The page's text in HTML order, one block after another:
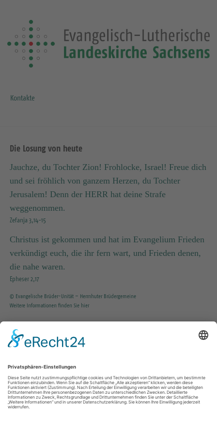
Kontakte
Die Losung von heute
Jauchze, du Tochter Zion! Frohlocke, Israel! Freue dich
und sei fröhlich von ganzem Herzen, du Tochter
Jerusalem! Denn der HERR hat deine Strafe
weggenommen.
Zefanja 3,14-15
Christus ist gekommen und hat im Evangelium Frieden
verkündigt euch, die ihr fern wart, und Frieden denen,
die nahe waren.
Epheser 2,17
© Evangelische Brüder-Unität – Herrnhuter Brüdergemeine
Weitere Informationen finden Sie hier
INFO SERVICE
035203 / 37351 KG.Tharandt@evlks.de